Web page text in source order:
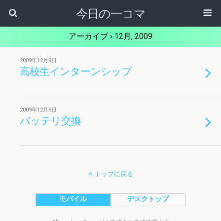
今日の一コマ
アーカイブ › 12月, 2009
2009年12月9日
高校生インターンシップ
2009年12月6日
バッテリ交換
トップに戻る
モバイル デスクトップ